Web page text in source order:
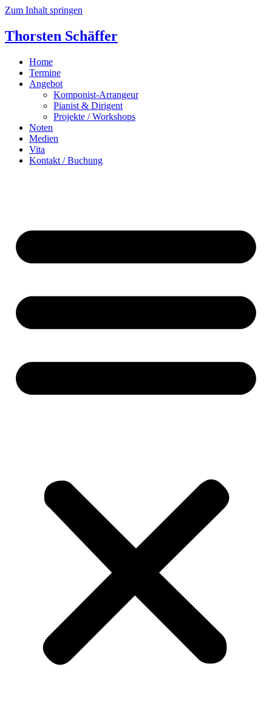
Zum Inhalt springen
Thorsten Schäffer
Home
Termine
Angebot
Komponist-Arrangeur
Pianist & Dirigent
Projekte / Workshops
Noten
Medien
Vita
Kontakt / Buchung